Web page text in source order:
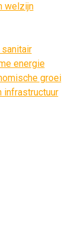
welzijn
energie
groei
infrastructuur